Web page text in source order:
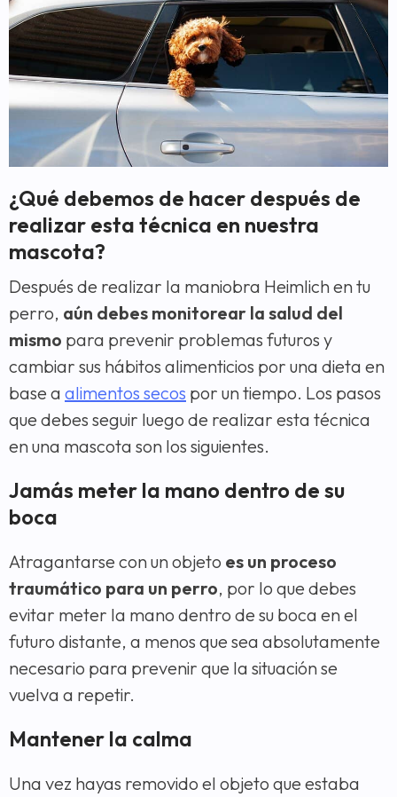
¿Qué debemos de hacer después de
realizar esta técnica en nuestra
mascota?
Después de realizar la maniobra Heimlich en tu
perro, aún debes monitorear la salud del
mismo para prevenir problemas futuros y
cambiar sus hábitos alimenticios por una dieta en
base a alimentos secos por un tiempo. Los pasos
que debes seguir luego de realizar esta técnica
en una mascota son los siguientes.
Jamás meter la mano dentro de su
boca
Atragantarse con un objeto es un proceso
traumático para un perro, por lo que debes
evitar meter la mano dentro de su boca en el
futuro distante, a menos que sea absolutamente
necesario para prevenir que la situación se
vuelva a repetir.
Mantener la calma
Una vez hayas removido el objeto que estaba